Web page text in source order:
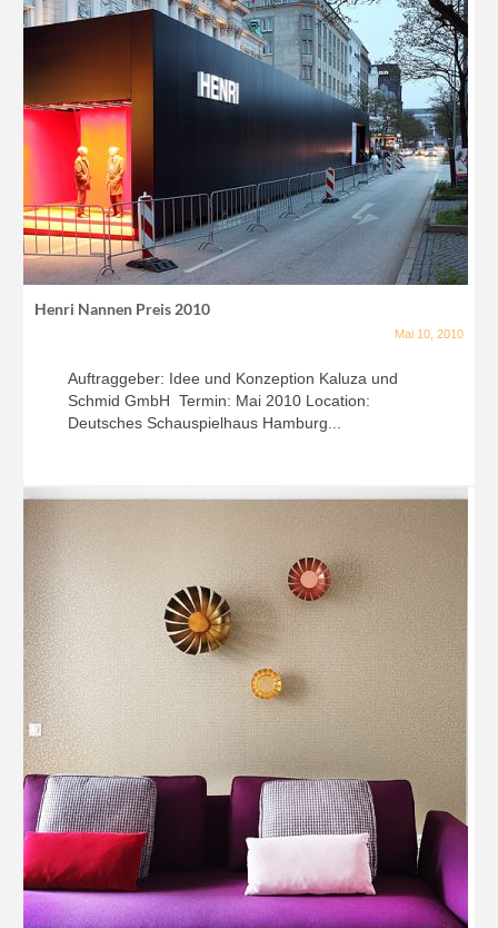
Henri Nannen Preis 2010
Mai 10, 2010
Auftraggeber: Idee und Konzeption Kaluza und
Schmid GmbH Termin: Mai 2010 Location:
Deutsches Schauspielhaus Hamburg...